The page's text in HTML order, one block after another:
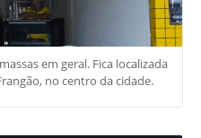
em geral. Fica localizada
no centro da cidade.